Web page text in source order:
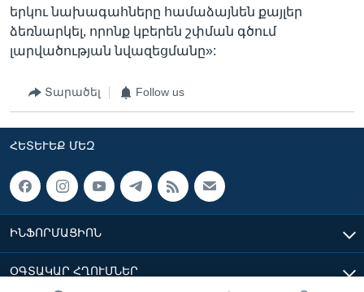
երկու նախագահները համաձայնեն քայլեր
ձեռնարկել, որոնք կբերեն շփման գծում
լարվածության նվազեցմանը»:
Տարածել Follow us
ՀԵՏԵՒԵՔ ՄԵԶ
ԻՆՖՈՐՄԱՑԻՈՆ
ՕԳՏԱԿԱՐ ՀՂՈՒՄՆԵՐ